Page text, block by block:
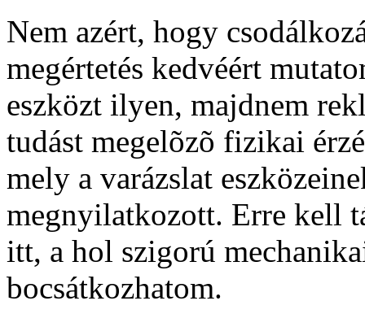
Nem azért, hogy
megértetés kedvéért
eszközt ilyen, majdnem
tudást megelõzõ fizikai
mely a varázslat
megnyilatkozott. Erre kell
itt, a hol szigorú
bocsátkozhatom.